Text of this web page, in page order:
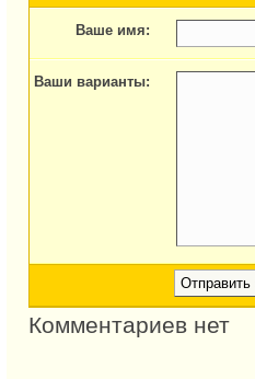
Ваше имя:
Ваши варианты:
Комментариев нет